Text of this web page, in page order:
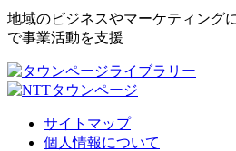
地域のビジネスやマーケティング
で事業活動を支援
サイトマップ
個人情報について